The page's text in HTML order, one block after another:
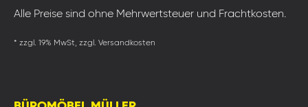
Alle Preise sind ohne Mehrwertsteuer und Frachtkosten.
* zzgl. 19% MwSt, zzgl. Versandkosten